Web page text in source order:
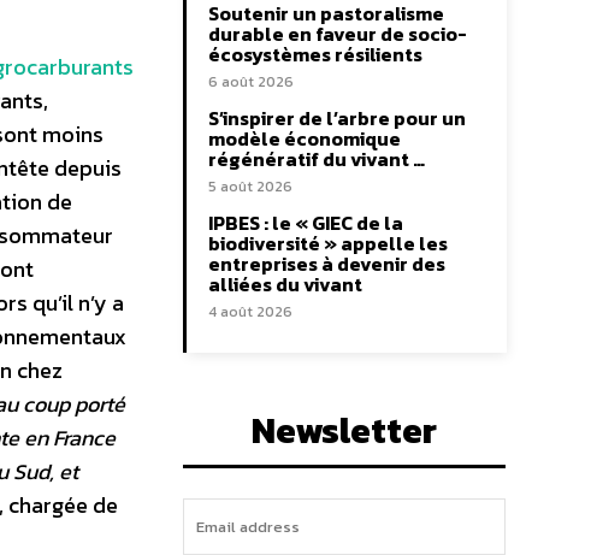
moins
depuis
de
qu’il n’y a
chez
coup porté
en France
Sud, et
chargée de
Soutenir un pastoralisme
durable en faveur de socio-
écosystèmes résilients
6 août 2026
S’inspirer de l’arbre pour un
modèle économique
régénératif du vivant …
5 août 2026
IPBES : le « GIEC de la
biodiversité » appelle les
entreprises à devenir des
alliées du vivant
4 août 2026
Newsletter